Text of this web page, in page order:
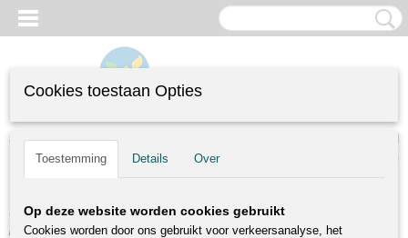
Inloggen
(0)
Home>Fruitbomen> Laagstambomen>Prunus domestica Opal | blauwe
pruim | Ø 24 cm
Cookies toestaan Opties
Toestemming Details Over
Op deze website worden cookies gebruikt
Cookies worden door ons gebruikt voor verkeersanalyse, het